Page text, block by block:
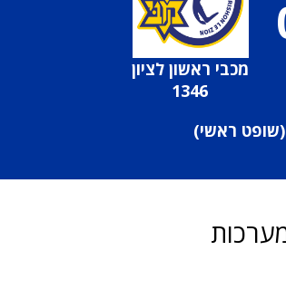
מכבי ראשון לציון
1346
שופט ראשי)